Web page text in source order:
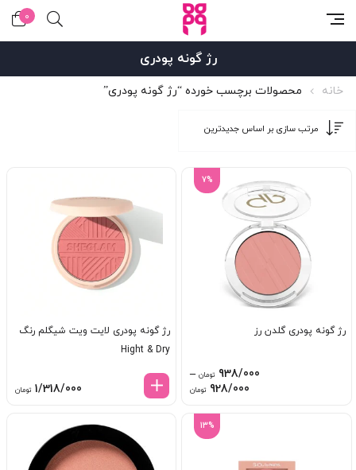
0
رژ گونه پودری
خانه محصولات برچسب خورده “رژ گونه پودری”
7%
رژ گونه پودری گلدن رز
938/000 تومان –
928/000 تومانPrice
range:
رژ گونه پودری لایت ویت شیگلم رنگ
Hight & Dry
1/318/000 تومان
13%